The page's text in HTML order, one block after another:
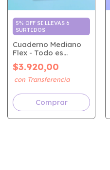
5% OFF SI LLEVAS 6
SURTIDOS
Cuaderno Mediano
Flex - Todo es
Posible
$3.920,00